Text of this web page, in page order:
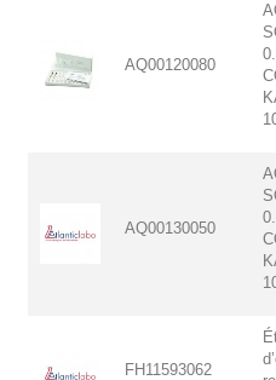
AQ00120080
AQ00130050
FH11593062